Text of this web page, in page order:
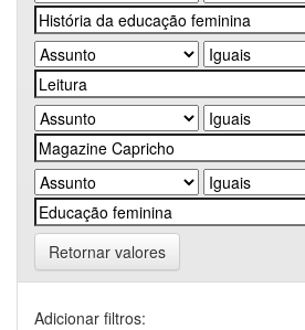
Retornar valores
Adicionar filtros: